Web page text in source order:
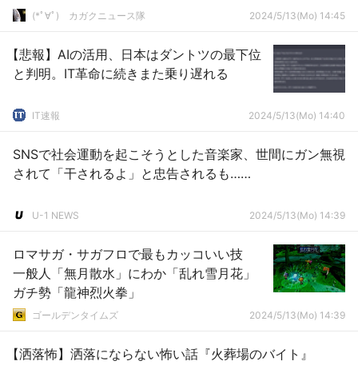
(*ﾟ∀ﾟ)ゞカガクニュース隊 2024/5/13(Mo) 14:45
【悲報】AIの活用、日本はダントツの最下位
と判明。IT革命に続きまた乗り遅れる
IT速報 2024/5/13(Mo) 14:40
SNSで社会運動を起こそうとした音楽家、世間にガン無視
されて「干されるよ」と忠告されるも……
U-1 NEWS 2024/5/13(Mo) 14:39
ロマサガ・サガフロで最もカッコいい技
一般人「無月散水」にわか「乱れ雪月花」
ガチ勢「龍神烈火拳」
ゴールデンタイムズ 2024/5/13(Mo) 14:39
【洒落怖】洒落にならない怖い話『火葬場のバイト』